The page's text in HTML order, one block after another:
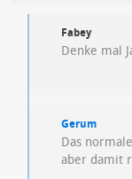
Fabey
Denke mal
Gerum
Das
aber damit